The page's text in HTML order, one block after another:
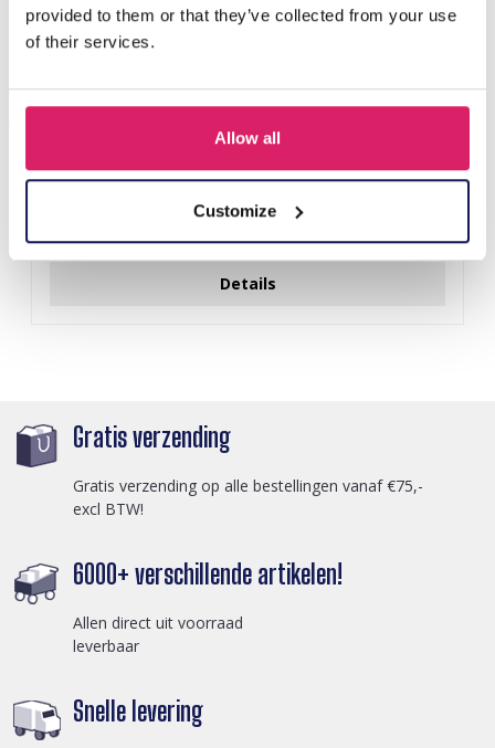
provided to them or that they’ve collected from your use
of their services.
Allow all
Customize
Login voor prijzen
Details
Gratis verzending
Gratis verzending op alle bestellingen vanaf €75,-
excl BTW!
6000+ verschillende artikelen!
Allen direct uit voorraad
leverbaar
Snelle levering